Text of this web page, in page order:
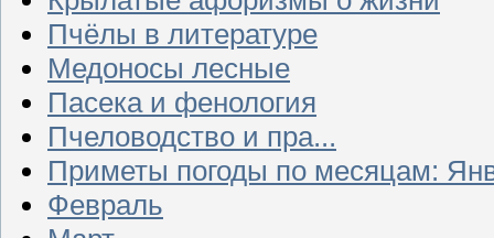
Пчёлы в литературе
Медоносы лесные
Пасека и фенология
Пчеловодство и пра...
Приметы погоды по месяцам:
Февраль